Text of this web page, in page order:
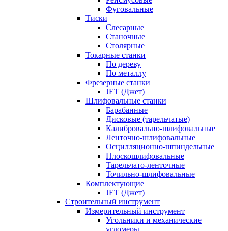
Фуговальные
Тиски
Слесарные
Станочные
Столярные
Токарные станки
По дереву
По металлу
Фрезерные станки
JET (Джет)
Шлифовальные станки
Барабанные
Дисковые (тарельчатые)
Калибровально-шлифовальные
Ленточно-шлифовальные
Осцилляционно-шпиндельные
Плоскошлифовальные
Тарельчато-ленточные
Точильно-шлифовальные
Комплектующие
JET (Джет)
Строительный инструмент
Измерительный инструмент
Угольники и механические
угломеры